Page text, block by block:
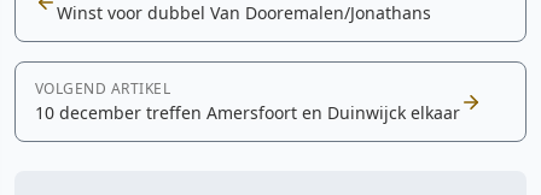
Winst voor dubbel Van Dooremalen/Jonathans
VOLGEND ARTIKEL
10 december treffen Amersfoort en Duinwijck elkaar